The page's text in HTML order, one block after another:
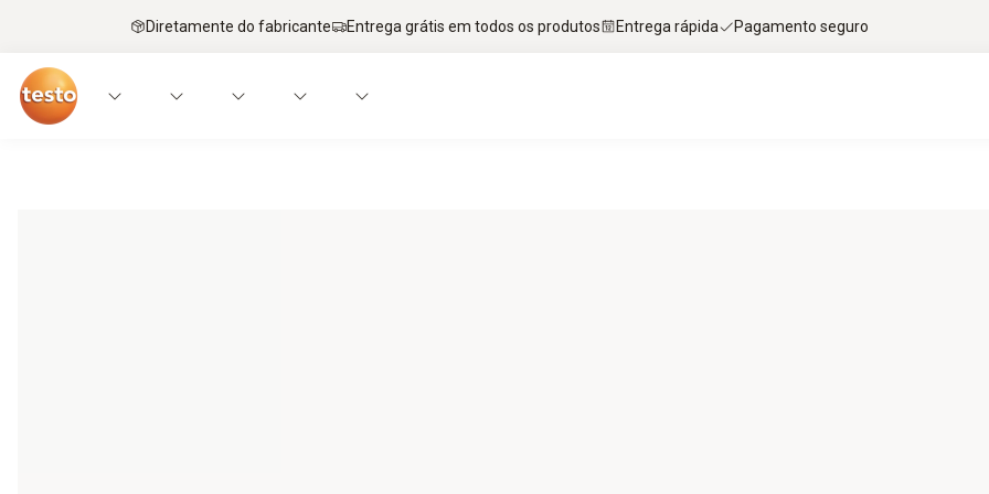
Diretamente do fabricante Entrega grátis em todos os produtos Entrega rápida Pagamento seguro